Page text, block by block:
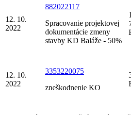
12. 10.
2022
882022117
Spracovanie projektovej
dokumentácie zmeny
stavby KD Baláže - 50%
1
12. 10.
2022
3353220075
zneškodnenie KO